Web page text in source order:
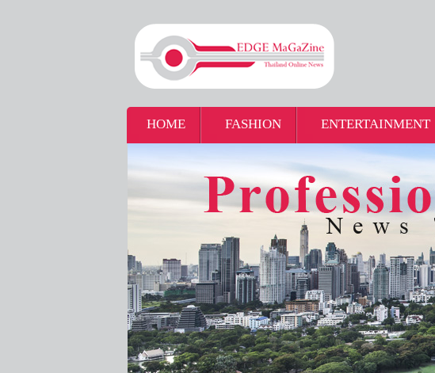
HOME FASHION ENTERTAINMENT